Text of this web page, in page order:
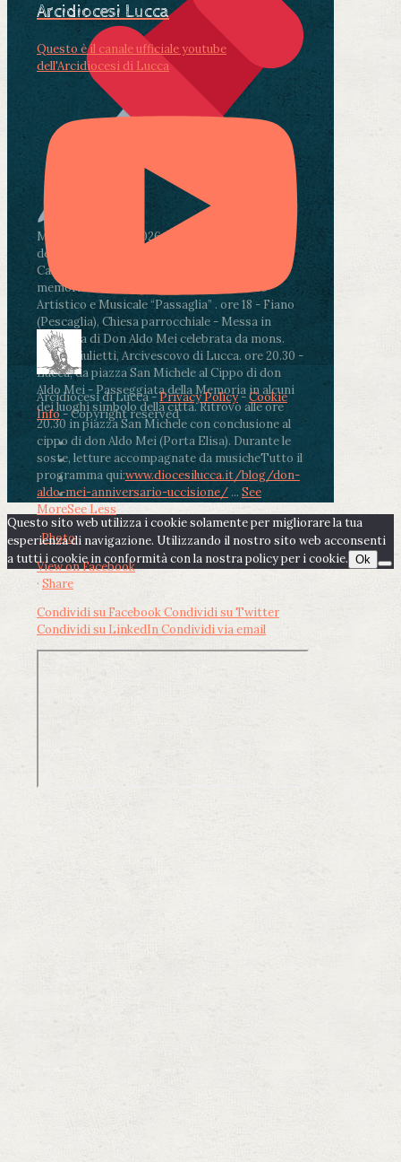
Martedì 4 agosto2026ore 11:30 - Lucca, Scuola
dell’Infanzia don Aldo Mei - Viale Castruccio
Castracani 435 - Inaugurazione murales in
memoria di don Aldo Mei curato dal Liceo
Artistico e Musicale “Passaglia” . ore 18 - Fiano
(Pescaglia), Chiesa parrocchiale - Messa in
memoria di Don Aldo Mei celebrata da mons.
Paolo Giulietti, Arcivescovo di Lucca. ore 20.30 -
Lucca, da piazza San Michele al Cippo di don
Aldo Mei - Passeggiata della Memoria in alcuni
dei luoghi simbolo della città. Ritrovo alle ore
20.30 in piazza San Michele con conclusione al
cippo di don Aldo Mei (Porta Elisa). Durante le
soste, letture accompagnate da musicheTutto il
programma qui:www.diocesilucca.it/blog/don-
aldo-mei-anniversario-uccisione/ ... See
MoreSee Less
Photo
View on Facebook
· Share
Condividi su FacebookCondividi su Twitter
Condividi su LinkedInCondividi via email
Arcidiocesi Lucca
Questo è il canale ufficiale youtube
dell'Arcidiocesi di Lucca
Arcidiocesi di Lucca -Privacy Policy-Cookie
Info- Copyright reserved
Questo sito web utilizza i cookie solamente per migliorare la tua
esperienza di navigazione. Utilizzando il nostro sito web acconsenti
a tutti i cookie in conformità con la nostra policy per i cookie. Ok